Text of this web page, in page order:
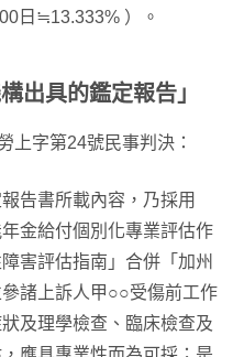
日≒13.333% ）。
出具的鑑定報告」
上字第24號民事判決：
告書所載內容，乃採用
金給付個別化專業評估作
害評估指南」合併「加州
諸上訴人甲○○受傷前工作
及理學檢查、臨床檢查及